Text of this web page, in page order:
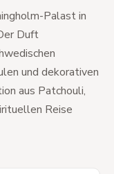
Palast in
Duft
und dekorativen
aus Patchouli,
Reise